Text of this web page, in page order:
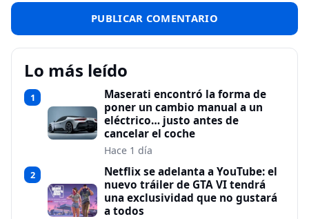
Lo más leído
1
Maserati encontró la forma de
poner un cambio manual a un
eléctrico… justo antes de
cancelar el coche
Hace 1 día
2
Netflix se adelanta a YouTube: el
nuevo tráiler de GTA VI tendrá
una exclusividad que no gustará
a todos